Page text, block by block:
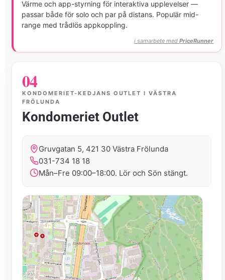
Värme och app-styrning för interaktiva upplevelser —
passar både för solo och par på distans. Populär mid-
range med trådlös appkoppling.
i samarbete medPriceRunner
04
KONDOMERIET-KEDJANS OUTLET I VÄSTRA
FRÖLUNDA
Kondomeriet Outlet
Gruvgatan 5, 421 30 Västra Frölunda
031-734 18 18
Mån–Fre 09:00–18:00. Lör och Sön stängt.